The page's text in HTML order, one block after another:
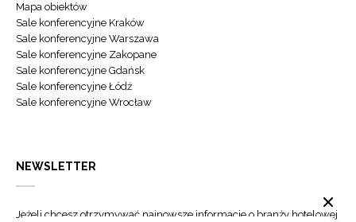
Mapa obiektów
Sale konferencyjne Kraków
Sale konferencyjne Warszawa
Sale konferencyjne Zakopane
Sale konferencyjne Gdańsk
Sale konferencyjne Łódź
Sale konferencyjne Wrocław
NEWSLETTER
Jeżeli chcesz otrzymywać najnowsze informacje o branży hotelowej